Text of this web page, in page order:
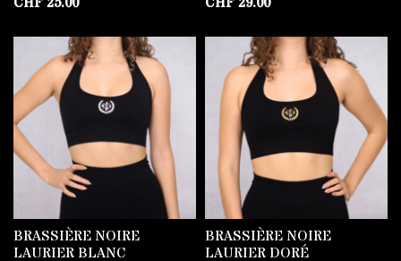
BRASSIÈRE NOIRE
LAURIER BLANC
BRASSIÈRE NOIRE
LAURIER DORÉ